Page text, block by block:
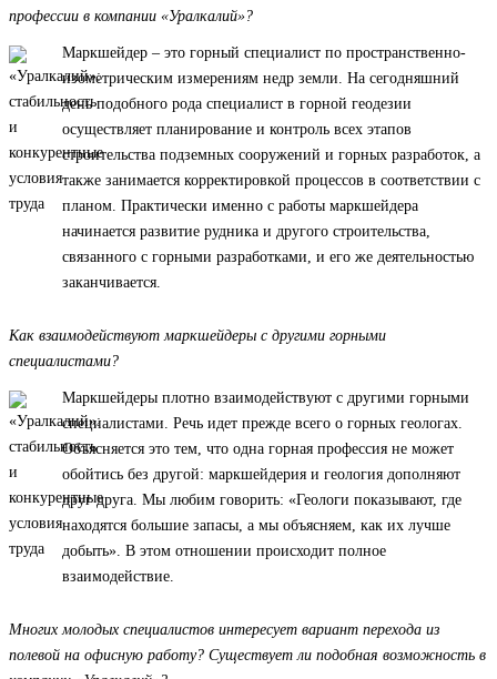
профессии в компании «Уралкалий»?
Маркшейдер – это горный специалист по пространственно-
изометрическим измерениям недр земли. На сегодняшний
день подобного рода специалист в горной геодезии
осуществляет планирование и контроль всех этапов
строительства подземных сооружений и горных разработок, а
также занимается корректировкой процессов в соответствии с
планом. Практически именно с работы маркшейдера
начинается развитие рудника и другого строительства,
связанного с горными разработками, и его же деятельностью
заканчивается.
Как взаимодействуют маркшейдеры с другими горными
специалистами?
Маркшейдеры плотно взаимодействуют с другими горными
специалистами. Речь идет прежде всего о горных геологах.
Объясняется это тем, что одна горная профессия не может
обойтись без другой: маркшейдерия и геология дополняют
друг друга. Мы любим говорить: «Геологи показывают, где
находятся большие запасы, а мы объясняем, как их лучше
добыть». В этом отношении происходит полное
взаимодействие.
Многих молодых специалистов интересует вариант перехода из
полевой на офисную работу? Существует ли подобная возможность в